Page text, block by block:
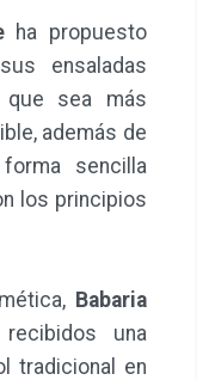
ha propuesto
ensaladas
sea más
además de
sencilla
los principios
Babaria
una
tradicional en